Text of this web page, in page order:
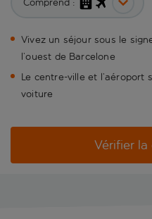
Comprend :
Vivez un séjour sous le
l’ouest de Barcelone
Le centre-ville et l’aéroport
voiture
Vérifier